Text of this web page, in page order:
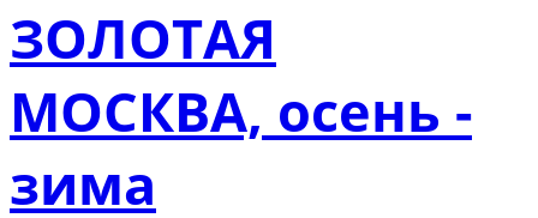
ЗОЛОТАЯ
МОСКВА, осень -
зима